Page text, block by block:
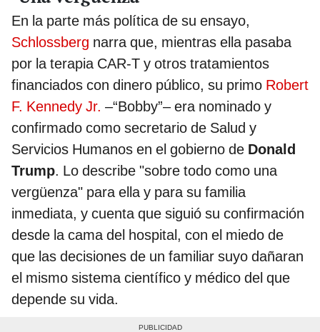
En la parte más política de su ensayo,
Schlossberg narra que, mientras ella pasaba
por la terapia CAR-T y otros tratamientos
financiados con dinero público, su primo Robert
F. Kennedy Jr. –“Bobby”– era nominado y
confirmado como secretario de Salud y
Servicios Humanos en el gobierno de Donald
Trump. Lo describe "sobre todo como una
vergüenza" para ella y para su familia
inmediata, y cuenta que siguió su confirmación
desde la cama del hospital, con el miedo de
que las decisiones de un familiar suyo dañaran
el mismo sistema científico y médico del que
depende su vida.